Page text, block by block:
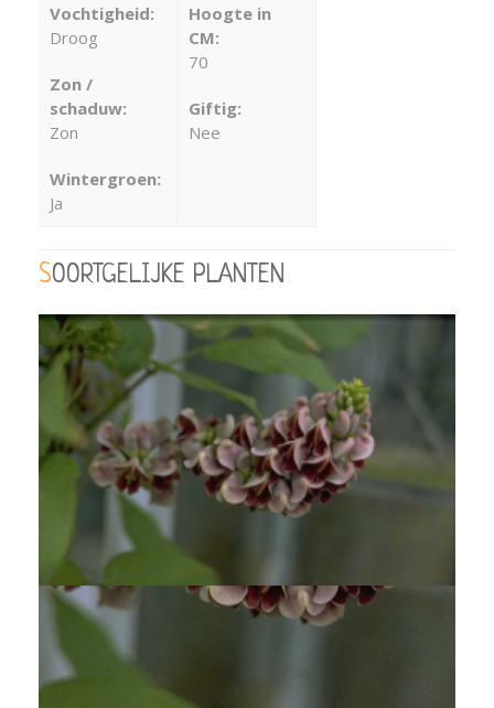
Vochtigheid:
Droog
Zon /
schaduw:
Zon
Wintergroen:
Ja
Hoogte in
CM:
70
Giftig:
Nee
SOORTGELIJKE PLANTEN